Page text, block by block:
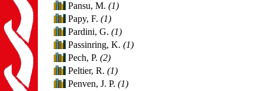
Pansu, M. (1)
Papy, F. (1)
Pardini, G. (1)
Passinring, K. (1)
Pech, P. (2)
Peltier, R. (1)
Penven, J. P. (1)